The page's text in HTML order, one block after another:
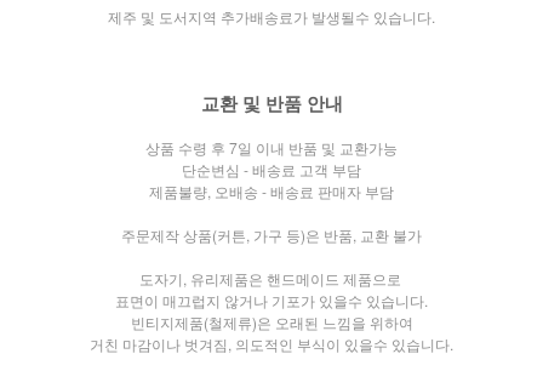
제주 및 도서지역 추가배송료가 발생될수 있습니다.
교환 및 반품 안내
상품 수령 후 7일 이내 반품 및 교환가능
단순변심 - 배송료 고객 부담
제품불량, 오배송 - 배송료 판매자 부담
주문제작 상품(커튼, 가구 등)은 반품, 교환 불가
도자기, 유리제품은 핸드메이드 제품으로
표면이 매끄럽지 않거나 기포가 있을수 있습니다.
빈티지제품(철제류)은 오래된 느낌을 위하여
거친 마감이나 벗겨짐, 의도적인 부식이 있을수 있습니다.